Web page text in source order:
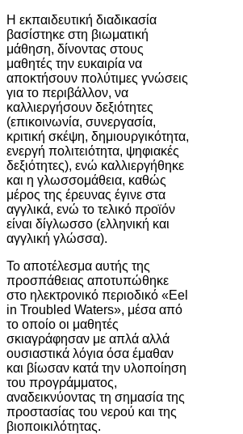
Η εκπαιδευτική διαδικασία
βασίστηκε στη βιωματική
μάθηση, δίνοντας στους
μαθητές την ευκαιρία να
αποκτήσουν πολύτιμες γνώσεις
για το περιβάλλον, να
καλλιεργήσουν δεξιότητες
(επικοινωνία, συνεργασία,
κριτική σκέψη, δημιουργικότητα,
ενεργή πολιτειότητα, ψηφιακές
δεξιότητες), ενώ καλλιεργήθηκε
και η γλωσσομάθεια, καθώς
μέρος της έρευνας έγινε στα
αγγλικά, ενώ το τελικό προϊόν
είναι δίγλωσσο (ελληνική και
αγγλική γλώσσα).
Το αποτέλεσμα αυτής της
προσπάθειας αποτυπώθηκε
στο ηλεκτρονικό περιοδικό «Eel
in Troubled Waters», μέσα από
το οποίο οι μαθητές
σκιαγράφησαν με απλά αλλά
ουσιαστικά λόγια όσα έμαθαν
και βίωσαν κατά την υλοποίηση
του προγράμματος,
αναδεικνύοντας τη σημασία της
προστασίας του νερού και της
βιοποικιλότητας.